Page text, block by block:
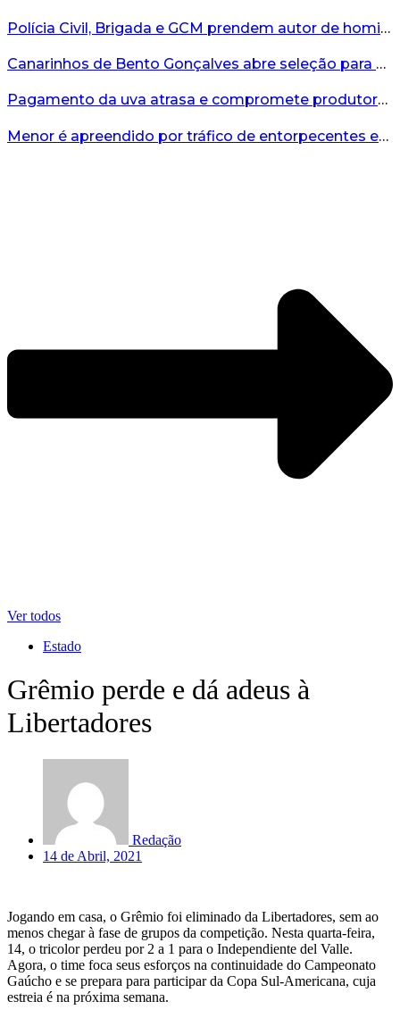
Polícia Civil, Brigada e GCM prendem autor de homicídio em Bento Gonçalves...
Canarinhos de Bento Gonçalves abre seleção para novos integrantes...
Pagamento da uva atrasa e compromete produtores...
Menor é apreendido por tráfico de entorpecentes em Veranópolis...
Ver todos
Estado
Grêmio perde e dá adeus à
Libertadores
Redação
14 de Abril, 2021
Jogando em casa, o Grêmio foi eliminado da Libertadores, sem ao
menos chegar à fase de grupos da competição. Nesta quarta-feira,
14, o tricolor perdeu por 2 a 1 para o Independiente del Valle.
Agora, o time foca seus esforços na continuidade do Campeonato
Gaúcho e se prepara para participar da Copa Sul-Americana, cuja
estreia é na próxima semana.